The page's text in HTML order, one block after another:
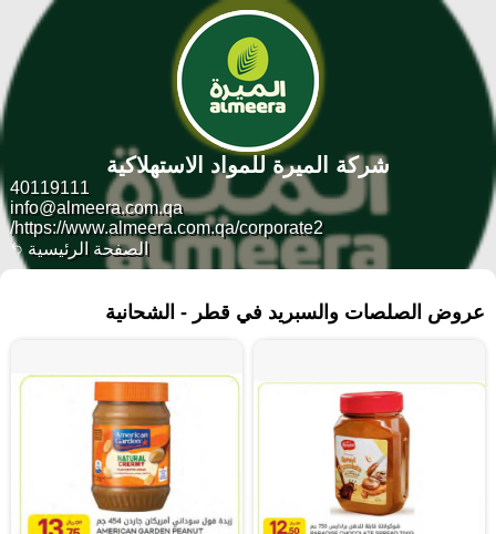
الصفحة الرئيسية
40119111
info@almeera.com.qa
https://www.almeera.com.qa/corporate2/
شركة الميرة للمواد الاستهلاكية
عروض الصلصات والسبريد في قطر - الشحانية